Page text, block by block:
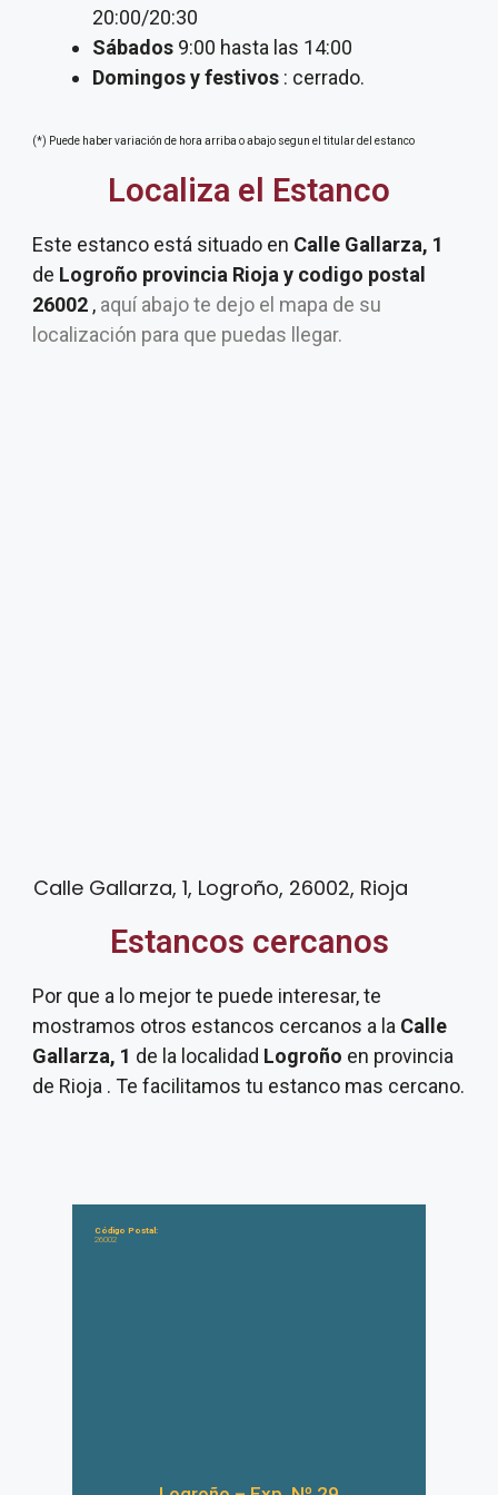
20:00/20:30
Sábados 9:00 hasta las 14:00
Domingos y festivos : cerrado.
(*) Puede haber variación de hora arriba o abajo segun el titular del estanco
Localiza el Estanco
Este estanco está situado en Calle Gallarza, 1
de Logroño provincia Rioja y codigo postal
26002 , aquí abajo te dejo el mapa de su
localización para que puedas llegar.
Calle Gallarza, 1, Logroño, 26002, Rioja
Estancos cercanos
Por que a lo mejor te puede interesar, te
mostramos otros estancos cercanos a la Calle
Gallarza, 1 de la localidad Logroño en provincia
de Rioja . Te facilitamos tu estanco mas cercano.
Código Postal:
26002